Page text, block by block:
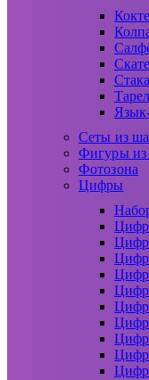
Сеты из
Фигуры из
Фотозона
Цифры